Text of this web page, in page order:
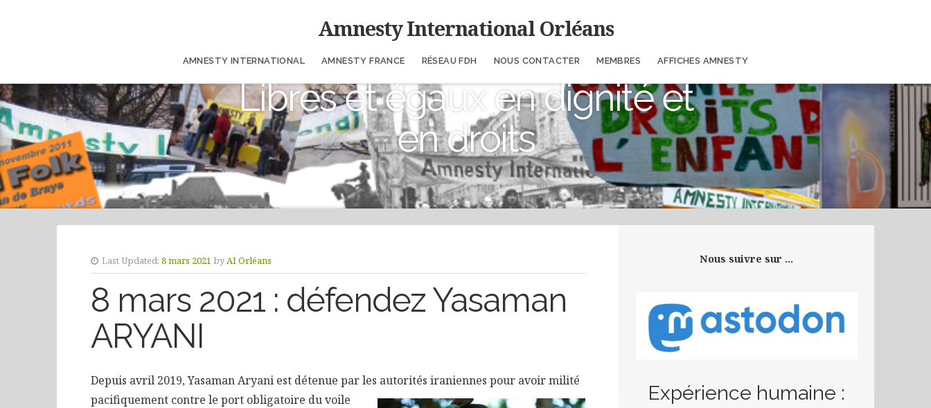
Amnesty International Orléans
AMNESTY INTERNATIONAL AMNESTY FRANCE RÉSEAU FDH NOUS CONTACTER MEMBRES AFFICHES AMNESTY
Libres et égaux en dignité et
en droits
Last Updated: 8 mars 2021 byAI Orléans
8 mars 2021 : défendez Yasaman
ARYANI
Depuis avril 2019, Yasaman Aryani est détenue par les autorités iraniennes pour avoir milité
pacifiquement contre le port obligatoire du voile
Nous suivre sur ...
Expérience humaine :